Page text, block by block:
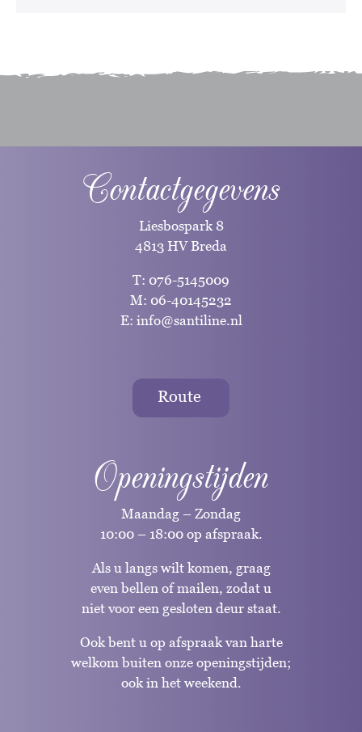
Contactgegevens
Liesbospark 8
4813 HV Breda
T: 076-5145009
M: 06-40145232
E: info@santiline.nl
Route
Openingstijden
Maandag – Zondag
10:00 – 18:00 op afspraak.
Als u langs wilt komen, graag
even bellen of mailen, zodat u
niet voor een gesloten deur staat.
Ook bent u op afspraak van harte
welkom buiten onze openingstijden;
ook in het weekend.